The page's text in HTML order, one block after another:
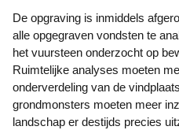
De opgraving is inmiddels afgerond. De volgende stap is om
alle opgegraven vondsten te
het vuursteen onderzocht op
Ruimtelijke analyses moeten
onderverdeling van de
grondmonsters moeten meer
landschap er destijds precies